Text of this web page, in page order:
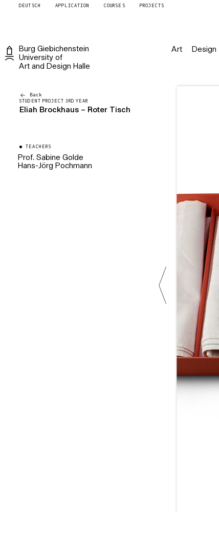
DEUTSCH APPLICATION COURSES PROJECTS
Burg Giebichenstein
University of
Art and Design Halle
Art Design
Back
STUDENT PROJECT 3RD YEAR
Eliah Brockhaus – Roter Tisch
TEACHERS
Prof. Sabine Golde
Professorin für Buchkunst
Hans-Jörg Pochmann